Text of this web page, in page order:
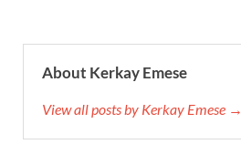
About Kerkay Emese
View all posts by Kerkay Emese →